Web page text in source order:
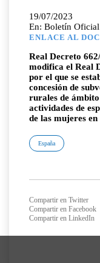
19/07/2023
En: Boletín Oficial
ENLACE AL
Real Decreto
modifica el Real
por el que se
concesión de
rurales de
actividades de
de las mujeres
España
Compartir en Twitter
Compartir en Facebook
Compartir en LinkedIn